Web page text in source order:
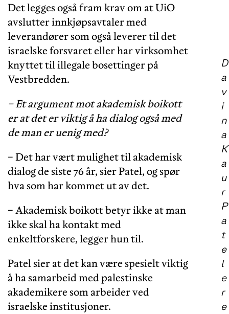
D
a
v
i
n
a
K
a
u
r
P
a
t
e
l
e
r
e
Det legges også fram krav om at UiO
avslutter innkjøpsavtaler med
leverandører som også leverer til det
israelske forsvaret eller har virksomhet
knyttet til illegale bosettinger på
Vestbredden.
− Et argument mot akademisk boikott
er at det er viktig å ha dialog også med
de man er uenig med?
− Det har vært mulighet til akademisk
dialog de siste 76 år, sier Patel, og spør
hva som har kommet ut av det.
− Akademisk boikott betyr ikke at man
ikke skal ha kontakt med
enkeltforskere, legger hun til.
Patel sier at det kan være spesielt viktig
å ha samarbeid med palestinske
akademikere som arbeider ved
israelske institusjoner.